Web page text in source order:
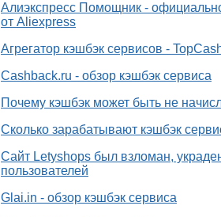
Алиэкспресс Помощник -
от Aliexpress
Агрегатор кэшбэк сервисов -
Cashback.ru - обзор кэшбэк сервиса
Почему кэшбэк может быть не
Сколько зарабатывают кэшбэк
Сайт Letyshops был взломан,
пользователей
Glai.in - обзор кэшбэк сервиса